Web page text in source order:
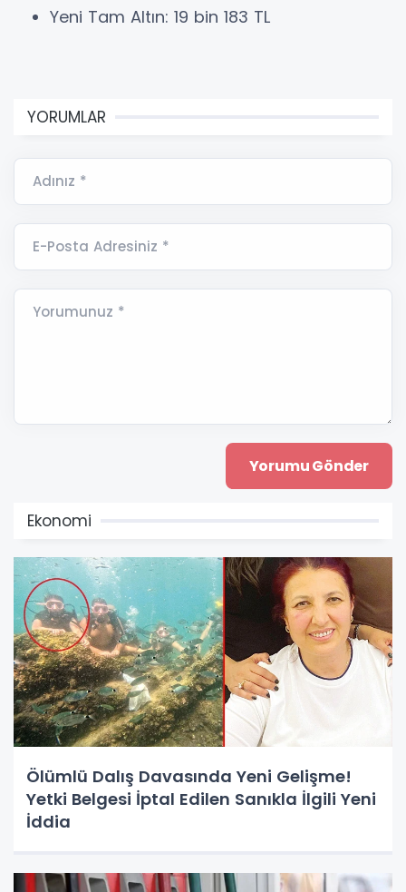
Yeni Tam Altın: 19 bin 183 TL
YORUMLAR
Adınız *
E-Posta Adresiniz *
Yorumunuz *
Ekonomi
Ölümlü Dalış Davasında Yeni Gelişme!
Yetki Belgesi İptal Edilen Sanıkla İlgili Yeni
İddia